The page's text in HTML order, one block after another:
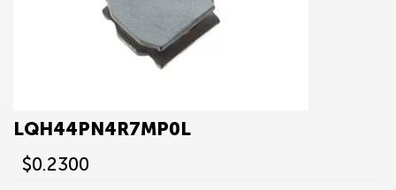
LQH44PN4R7MP0L
$0.2300